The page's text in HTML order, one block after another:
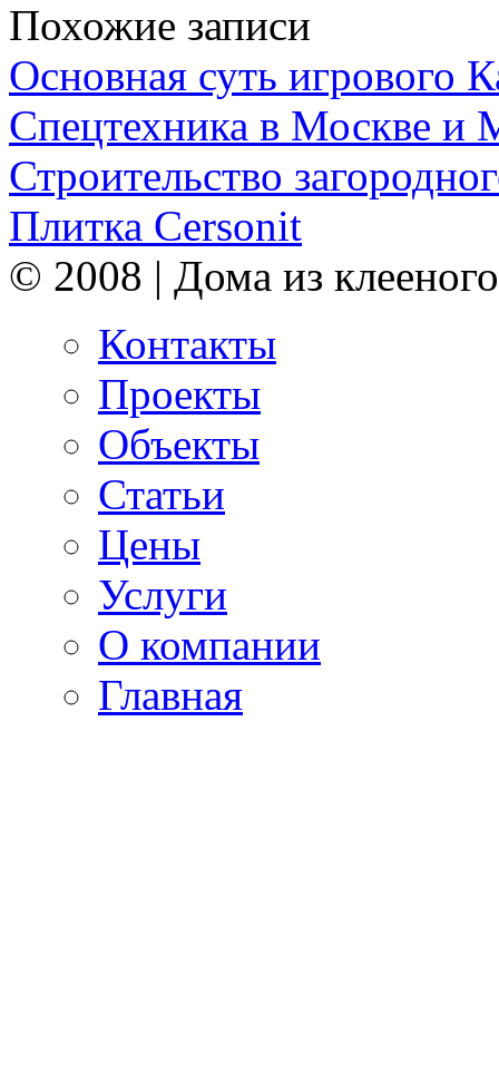
Похожие записи
Основная суть игрового
Спецтехника в Москве и
Строительство
Плитка Cersonit
© 2008 | Дома из
Контакты
Проекты
Объекты
Статьи
Цены
Услуги
О компании
Главная